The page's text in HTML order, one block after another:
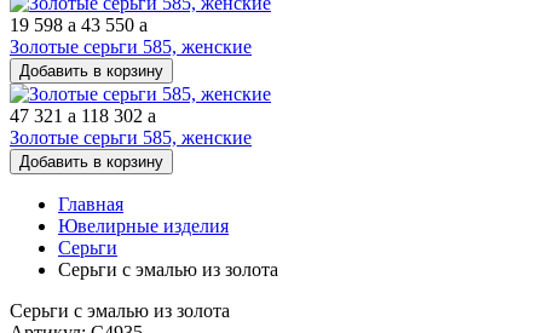
19 598 a 43 550 a
Золотые серьги 585, женские
Добавить в корзину
47 321 a 118 302 a
Золотые серьги 585, женские
Добавить в корзину
Главная
Ювелирные изделия
Серьги
Серьги с эмалью из золота
Серьги с эмалью из золота